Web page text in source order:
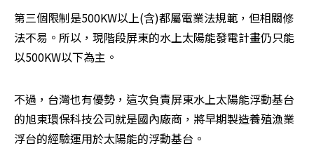
第三個限制是500KW以上(含)都屬電業法規範，但相關修
法不易。所以，現階段屏東的水上太陽能發電計畫仍只能
以500KW以下為主。
不過，台灣也有優勢，這次負責屏東水上太陽能浮動基台
的旭東環保科技公司就是國內廠商，將早期製造養殖漁業
浮台的經驗運用於太陽能的浮動基台。